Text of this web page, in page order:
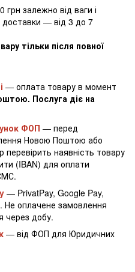
залежно від ваги і
доставки — від 3 до 7
тільки після повної
— оплата товару в момент
Послуга діє на
ФОП — перед
Новою Поштою або
наявність товару
(IBAN) для оплати
— PrivatPay, Google Pay,
Не оплачене замовлення
через добу.
— від ФОП для Юридичних